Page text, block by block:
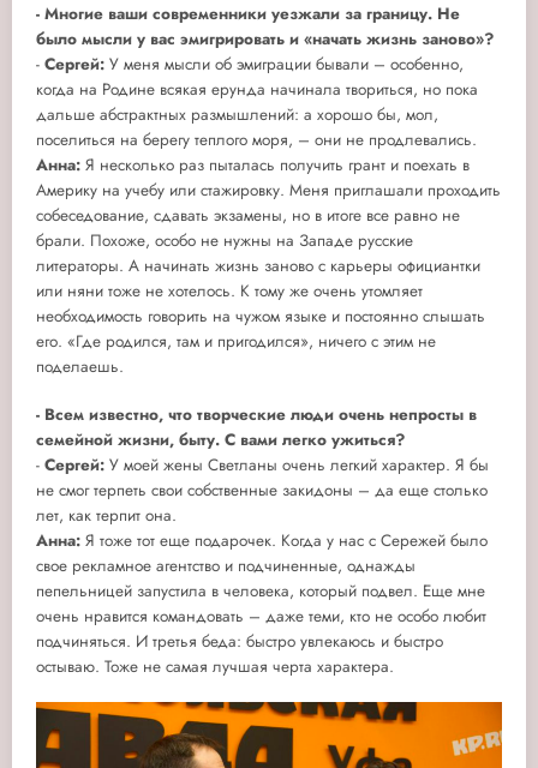
- Многие ваши современники уезжали за границу. Не
было мысли у вас эмигрировать и «начать жизнь заново»?
- Сергей: У меня мысли об эмиграции бывали – особенно,
когда на Родине всякая ерунда начинала твориться, но пока
дальше абстрактных размышлений: а хорошо бы, мол,
поселиться на берегу теплого моря, – они не продлевались.
Анна: Я несколько раз пыталась получить грант и поехать в
Америку на учебу или стажировку. Меня приглашали проходить
собеседование, сдавать экзамены, но в итоге все равно не
брали. Похоже, особо не нужны на Западе русские
литераторы. А начинать жизнь заново с карьеры официантки
или няни тоже не хотелось. К тому же очень утомляет
необходимость говорить на чужом языке и постоянно слышать
его. «Где родился, там и пригодился», ничего с этим не
поделаешь.
- Всем известно, что творческие люди очень непросты в
семейной жизни, быту. С вами легко ужиться?
- Сергей: У моей жены Светланы очень легкий характер. Я бы
не смог терпеть свои собственные закидоны – да еще столько
лет, как терпит она.
Анна: Я тоже тот еще подарочек. Когда у нас с Сережей было
свое рекламное агентство и подчиненные, однажды
пепельницей запустила в человека, который подвел. Еще мне
очень нравится командовать – даже теми, кто не особо любит
подчиняться. И третья беда: быстро увлекаюсь и быстро
остываю. Тоже не самая лучшая черта характера.